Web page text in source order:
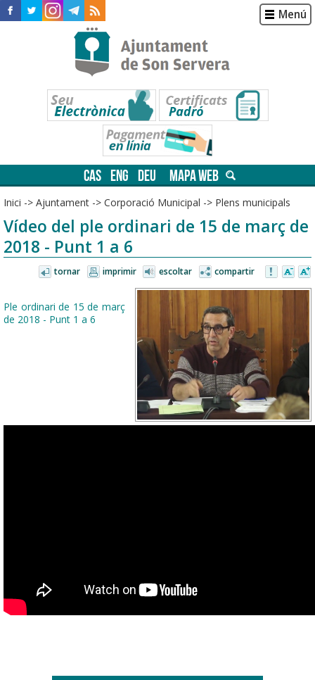
Menú
CAS ENG DEU MAPA WEB
Inici -> Ajuntament -> Corporació Municipal -> Plens municipals
Vídeo del ple ordinari de 15 de març de
2018 - Punt 1 a 6
tornar imprimir escoltar compartir
Ple ordinari de 15 de març
de 2018 - Punt 1 a 6